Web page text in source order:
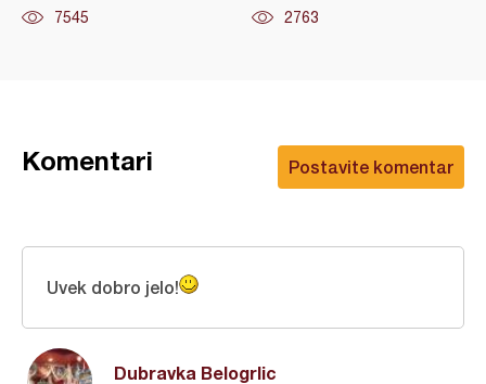
7545 2763
Postavite komentar
Komentari
Dubravka Belogrlic
Uvek dobro jelo!